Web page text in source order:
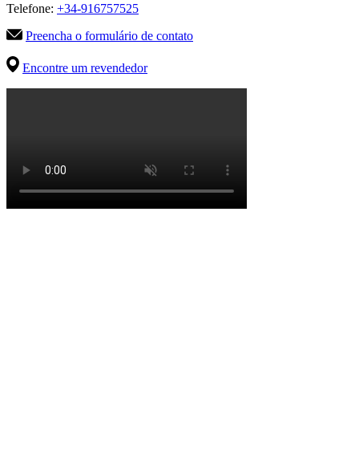
Telefone: +34-916757525
Preencha o formulário de contato
Encontre um revendedor